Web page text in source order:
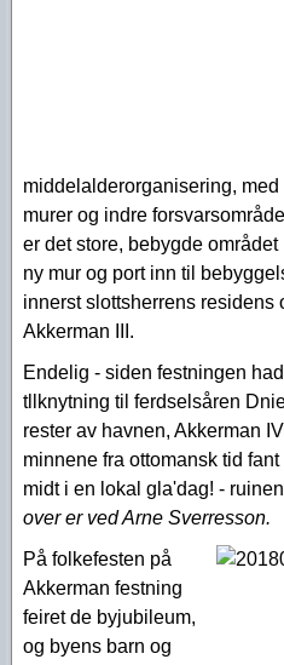
middelalderorganisering,
murer og indre
er det store, bebygde
ny mur og port inn til
innerst slottsherrens residens
Akkerman III.
Endelig - siden festningen
tllknytning til ferdselsåren
rester av havnen, Akkerman
minnene fra ottomansk tid
midt i en lokal gla'dag! -
over er ved Arne Sverresson.
På folkefesten på
Akkerman festning
feiret de byjubileum,
og byens barn og